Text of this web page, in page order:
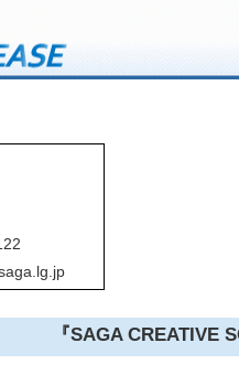
『SAGA CREATIVE